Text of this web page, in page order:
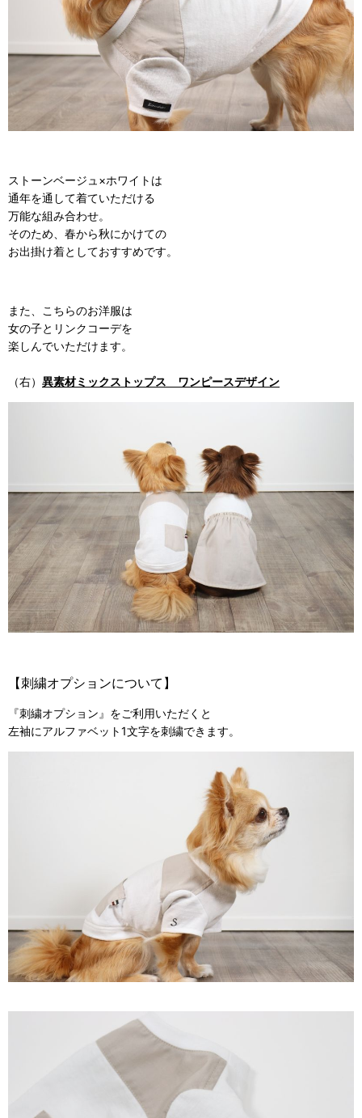
ストーンベージュ×ホワイトは
通年を通して着ていただける
万能な組み合わせ。
そのため、春から秋にかけての
お出掛け着としておすすめです。
また、こちらのお洋服は
女の子とリンクコーデを
楽しんでいただけます。
（右） 異素材ミックストップス ワンピースデザイン
【刺繍オプションについて】
『刺繍オプション』をご利用いただくと
左袖にアルファベット1文字を刺繍できます。